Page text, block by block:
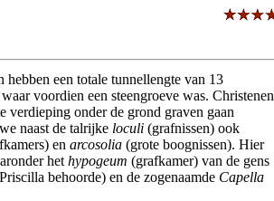
een totale tunnellengte van 13
voordien een steengroeve was. Christenen
verdieping onder de grond graven gaan
naast de talrijke loculi (grafnissen) ook
en arcosolia (grote boognissen). Hier
het hypogeum (grafkamer) van de gens
behoorde) en de zogenaamde Capella